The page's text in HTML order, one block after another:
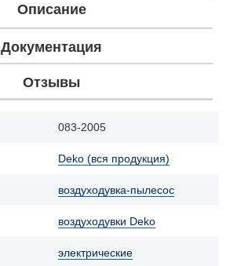
Описание
Документация
Отзывы
083-2005
Deko (вся продукция)
воздуходувка-пылесос
воздуходувки Deko
электрические